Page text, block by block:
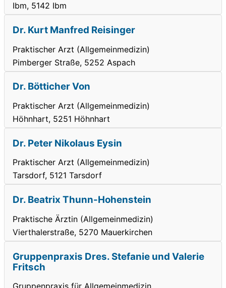
Ibm, 5142 Ibm
Dr. Kurt Manfred Reisinger
Praktischer Arzt (Allgemeinmedizin)
Pimberger Straße, 5252 Aspach
Dr. Bötticher Von
Praktischer Arzt (Allgemeinmedizin)
Höhnhart, 5251 Höhnhart
Dr. Peter Nikolaus Eysin
Praktischer Arzt (Allgemeinmedizin)
Tarsdorf, 5121 Tarsdorf
Dr. Beatrix Thunn-Hohenstein
Praktische Ärztin (Allgemeinmedizin)
Vierthalerstraße, 5270 Mauerkirchen
Gruppenpraxis Dres. Stefanie und Valerie
Fritsch